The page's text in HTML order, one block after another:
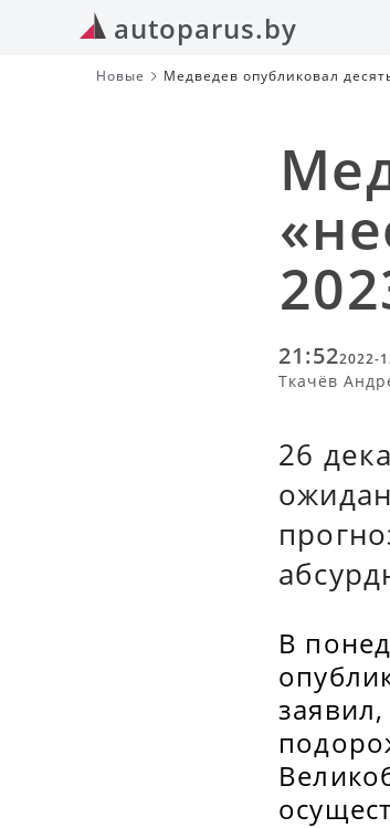
autoparus.by
Новые Медведев опубликовал
21:522022-
Ткачёв
26
В